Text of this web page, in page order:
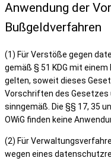
Anwendung der
Bußgeldverfahren
(1) Für Verstöße gegen
gemäß § 51 KDG mit
gelten, soweit dieses
Vorschriften des Gesetzes
sinngemäß. Die §§ 17, 35
OWiG finden keine
(2) Für
wegen eines